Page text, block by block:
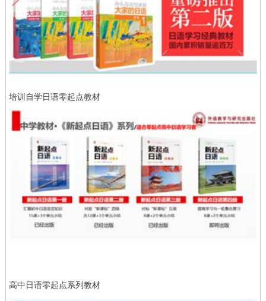
培训自学日语零起点教材
高中日语零起点系列教材